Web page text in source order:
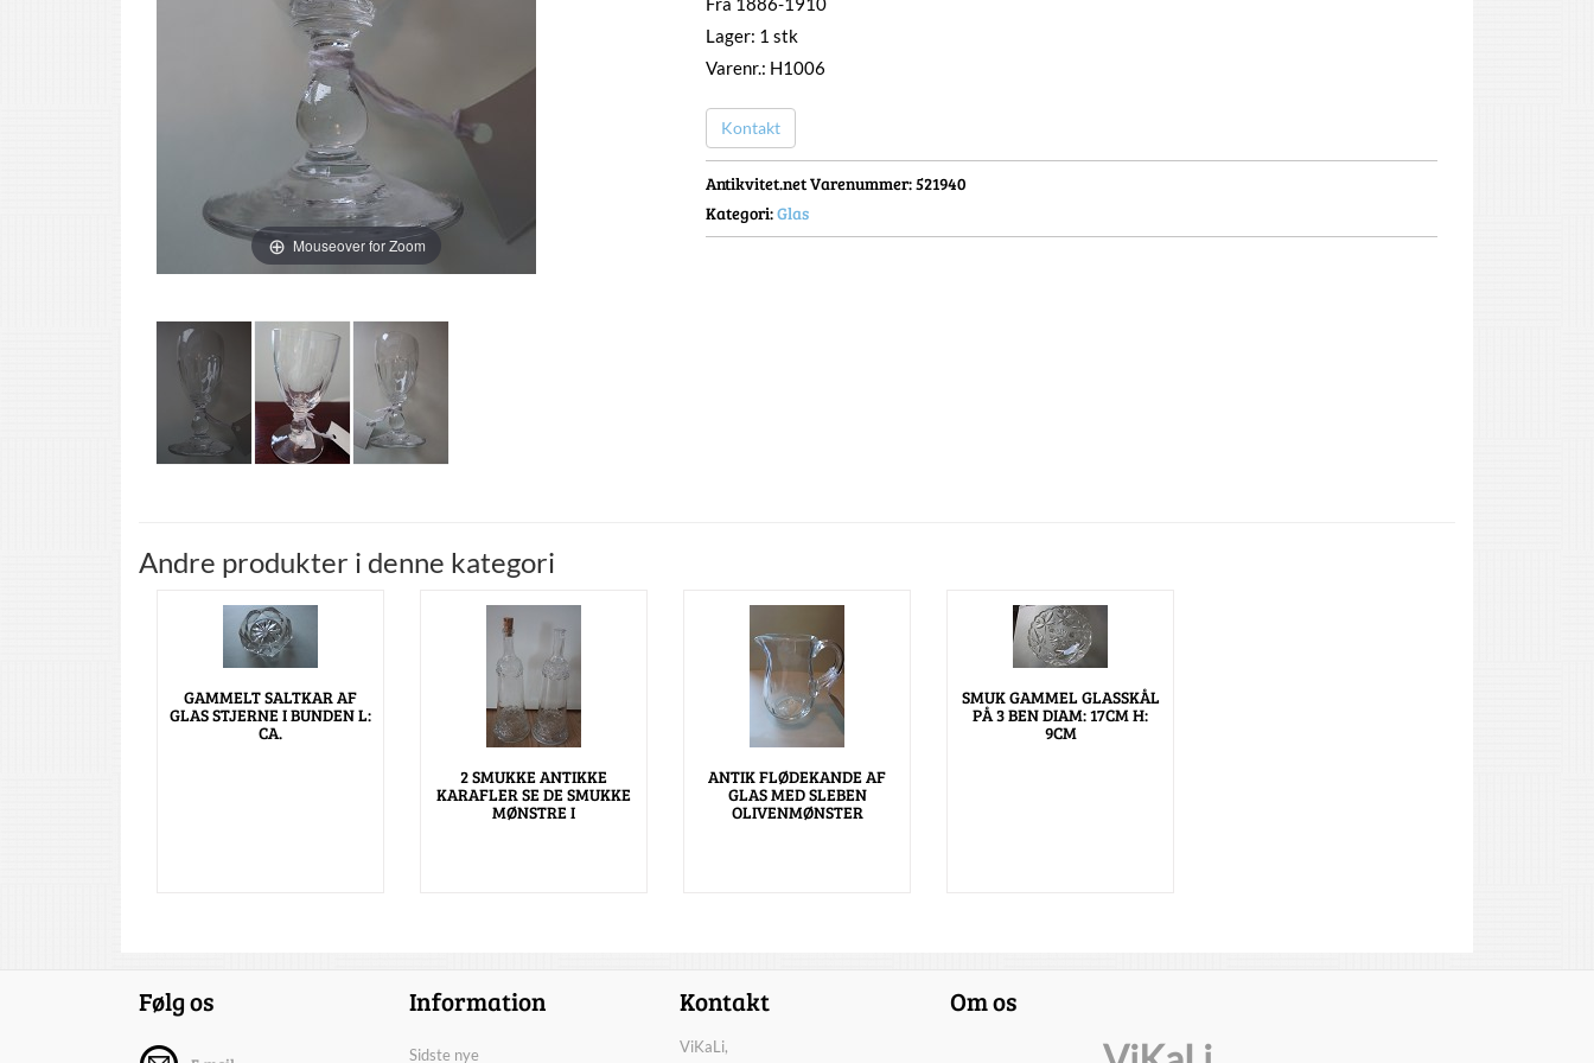
Mouseover for Zoom
Lager: 1 stk
Varenr.: H1006
Kontakt
Antikvitet.net Varenummer: 521940
Kategori:Glas
Andre produkter i denne kategori
GAMMELT SALTKAR AF
GLAS STJERNE I BUNDEN L:
CA.
2 SMUKKE ANTIKKE
KARAFLER SE DE SMUKKE
MØNSTRE I
ANTIK FLØDEKANDE AF
GLAS MED SLEBEN
OLIVENMØNSTER
SMUK GAMMEL GLASSKÅL
PÅ 3 BEN DIAM: 17CM H:
9CM
Følg os Information
Sidste nye
Kontakt
ViKaLi,
Om os